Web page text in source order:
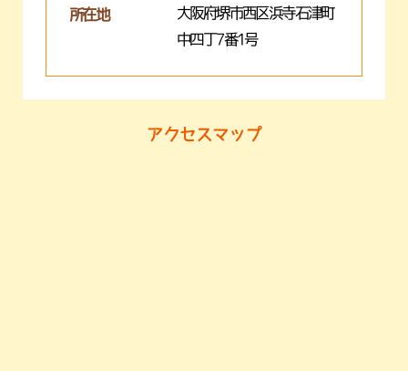
所在地
大阪府堺市西区浜寺石津町
中四丁7番1号
アクセスマップ